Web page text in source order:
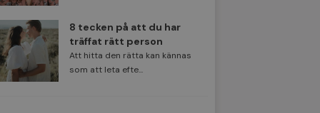
8 tecken på att du har
träffat rätt person
Att hitta den rätta kan kännas
som att leta efte...